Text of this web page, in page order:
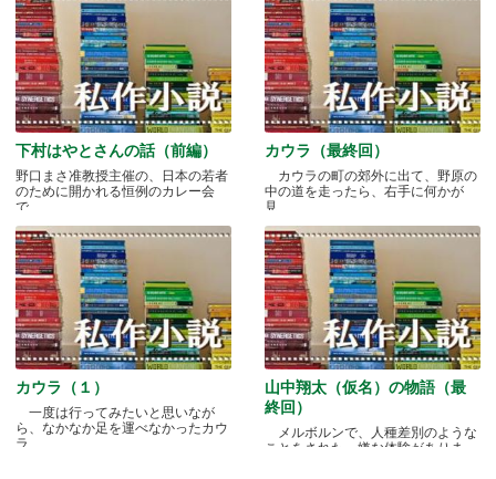
下村はやとさんの話（前編）
野口まさ准教授主催の、日本の若者
のために開かれる恒例のカレー会
で.....
カウラ（最終回）
カウラの町の郊外に出て、野原の
中の道を走ったら、右手に何かが
見.....
カウラ（１）
一度は行ってみたいと思いなが
ら、なかなか足を運べなかったカウ
ラ.....
山中翔太（仮名）の物語（最
終回）
メルボルンで、人種差別のような
ことをされた、嫌な体験がありま